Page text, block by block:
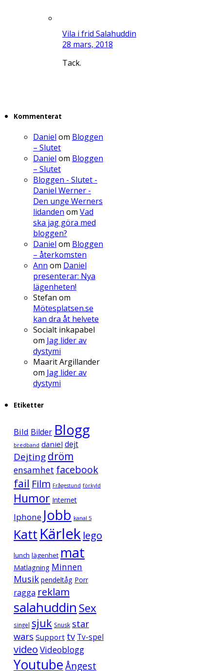
Vila i frid Salahuddin
28 mars, 2018
Tack.
Kommenterat
Daniel om Bloggen
– Slutet
Daniel om Bloggen
– Slutet
Bloggen - Slutet -
Daniel Werner -
Den unge Werners
lidanden om Vad
ska jag göra med
bloggen?
Daniel om Bloggen
– återkomsten
Ann om Daniel
presenterar: Nya
lägenheten!
Stefan om
Mötesplatsen.se
kan dra åt helvete
Socialt inkapabel
om Jag lider av
dystymi
Maarit Argillander
om Jag lider av
dystymi
Etiketter
Bild Bilder Blogg
bredband daniel dejt
Dejtingdröm
ensamhet facebook
fail Film Frågestund förkyld
Humor Internet
Iphone Jobb kanal 5
Katt Kärlek lego
lunch lägenhet mat
Matlagning Minnen
Musik pendeltåg Porr
ragga reklam
salahuddin Sex
singel sjuk Snusk star
wars Support tv Tv-spel
video Videoblogg
YoutubeÅngest